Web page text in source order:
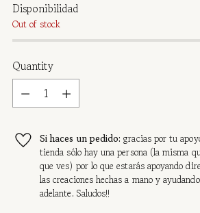
Disponibilidad
Out of stock
Quantity
Quantity
Si haces un pedido:gracias por tu
tienda sólo hay una persona (la misma
que ves) por lo que estarás apoyando
las creaciones hechas a mano y
adelante. Saludos!!